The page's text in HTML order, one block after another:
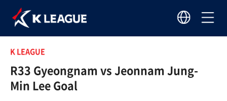
K LEAGUE
R33 Gyeongnam vs Jeonnam Jung-
Min Lee Goal